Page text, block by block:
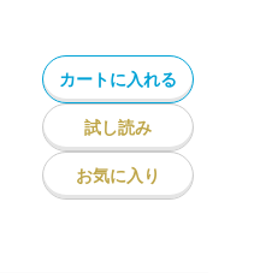
カートに入れる
試し読み
お気に入り